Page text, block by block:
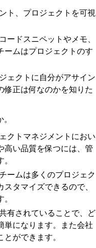
ト、プロジェクトを可視
ードスニペットやメモ、
ームはプロジェクトのす
ェクトに自分がアサイン
修正は何なのかを知りた
クトマネジメントにおい
高い品質を保つには、管
ームは多くのプロジェク
タマイズできるので、
有されていることで、ど
単になります。また会社
ができます。